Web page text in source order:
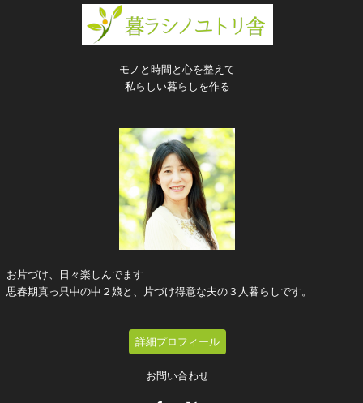
モノと時間と心を整えて
私らしい暮らしを作る
お片づけ、日々楽しんでます
思春期真っ只中の中２娘と、片づけ得意な夫の３人暮らしです。
詳細プロフィール
お問い合わせ